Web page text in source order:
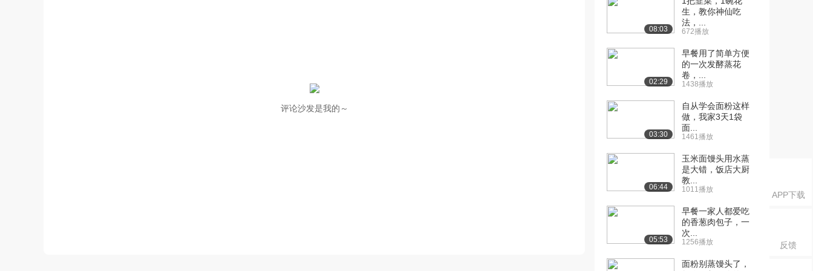
APP下载
反馈
评论沙发是我的～
08:03
生，教你神仙吃
法，...
672播放
02:29
早餐用了简单方便
的一次发酵蒸花
卷，...
1438播放
03:30
自从学会面粉这样
做，我家3天1袋
面...
1461播放
06:44
玉米面馒头用水蒸
是大错，饭店大厨
教...
1011播放
05:53
早餐一家人都爱吃
的香葱肉包子，一
次...
1256播放
面粉别蒸馒头了，